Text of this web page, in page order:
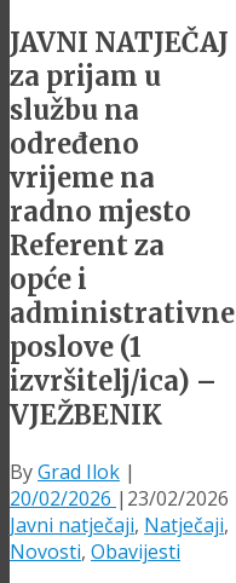
JAVNI NATJEČAJ
za prijam u
službu na
određeno
vrijeme na
radno mjesto
Referent za
opće i
administrativne
poslove (1
izvršitelj/ica) –
VJEŽBENIK
ByGrad Ilok |
20/02/2026 | 23/02/2026
Javni natječaji, Natječaji,
Novosti, Obavijesti